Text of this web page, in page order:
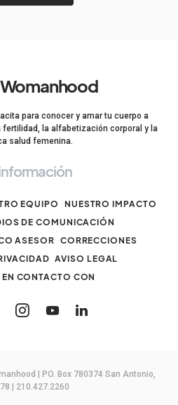
para conocer y amar tu cuerpo a
la alfabetización corporal y la
salud femenina.
EQUIPO
NUESTRO IMPACTO
DE COMUNICACIÓN
ASESOR CORRECCIONES
AVISO LEGAL
CONTACTO CON
| PO. Box 780374 San Antonio,
| 210.427.2260